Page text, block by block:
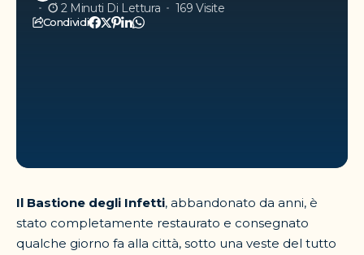
2 Minuti Di Lettura
169 Visite
Condividi
Il Bastione degli Infetti, abbandonato da anni, è
stato completamente restaurato e consegnato
qualche giorno fa alla città, sotto una veste del tutto